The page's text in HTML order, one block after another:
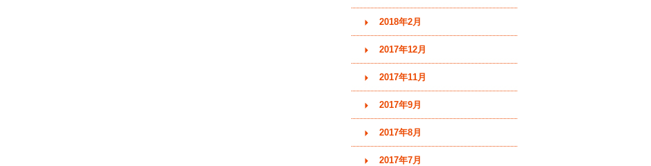
2018年2月
2017年12月
2017年11月
2017年9月
2017年8月
2017年7月